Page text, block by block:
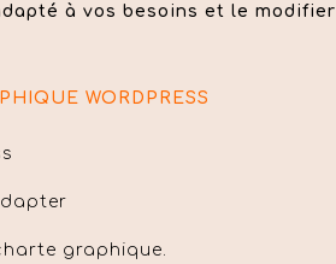
à vos besoins et le modifier
WORDPRESS
graphique.